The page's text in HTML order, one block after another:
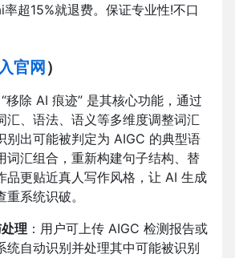
超15%就退费。保证专业性!不口
官网 ）
移除 AI 痕迹” 是其核心功能，通过
汇、语法、语义等多维度调整词汇
别出可能被判定为 AIGC 的典型语
词汇组合，重新构建句子结构、替
品更贴近真人写作风格，让 AI 生成
系统识破。
理 ：用户可上传 AIGC 检测报告或
统自动识别并处理其中可能被识别